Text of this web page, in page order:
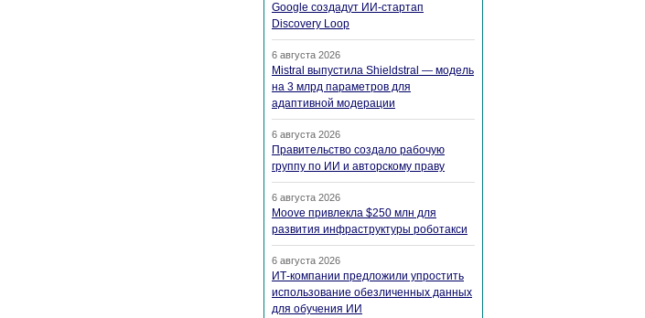
Google создадут ИИ-стартап
Discovery Loop
6 августа 2026
Mistral выпустила Shieldstral — модель
на 3 млрд параметров для
адаптивной модерации
6 августа 2026
Правительство создало рабочую
группу по ИИ и авторскому праву
6 августа 2026
Moove привлекла $250 млн для
развития инфраструктуры роботакси
6 августа 2026
ИТ-компании предложили упростить
использование обезличенных данных
для обучения ИИ